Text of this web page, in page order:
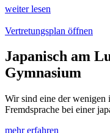
weiter lesen
Vertretungsplan öffnen
Japanisch am
Gymnasium
Wir sind eine der wenigen
Fremdsprache bei einer
mehr erfahren